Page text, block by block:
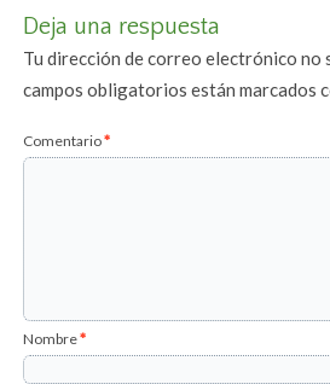
Deja una respuesta
Tu dirección de correo electrónico no
campos obligatorios están marcados
Comentario*
Nombre*